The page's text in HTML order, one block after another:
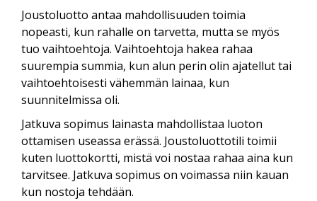
Joustoluotto antaa mahdollisuuden toimia
nopeasti, kun rahalle on tarvetta, mutta se myös
tuo vaihtoehtoja. Vaihtoehtoja hakea rahaa
suurempia summia, kun alun perin olin ajatellut tai
vaihtoehtoisesti vähemmän lainaa, kun
suunnitelmissa oli.
Jatkuva sopimus lainasta mahdollistaa luoton
ottamisen useassa erässä. Joustoluottotili toimii
kuten luottokortti, mistä voi nostaa rahaa aina kun
tarvitsee. Jatkuva sopimus on voimassa niin kauan
kun nostoja tehdään.